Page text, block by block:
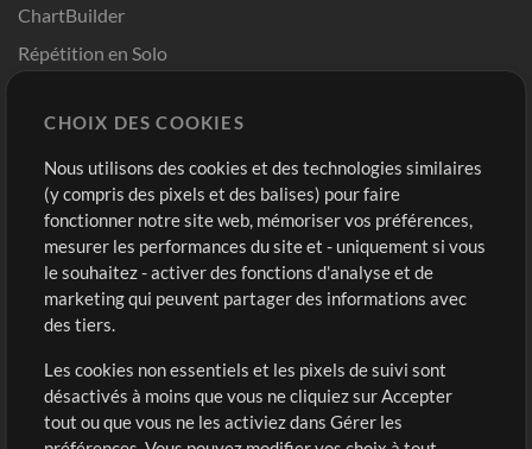
ChartBuilder
Répétition en Solo
Modèles ProPresenter
Sons
Boutique
Acheter des crédits
Contenu gratuit
Demander les pistes
Extras
Sessions
Compte
Connexion
S'inscrire
CHOIX DES COOKIES
Nous utilisons des cookies et des technologies similaires
(y compris des pixels et des balises) pour faire
fonctionner notre site web, mémoriser vos préférences,
mesurer les performances du site et - uniquement si vous
le souhaitez - activer des fonctions d'analyse et de
marketing qui peuvent partager des informations avec
des tiers.
Les cookies non essentiels et les pixels de suivi sont
désactivés à moins que vous ne cliquiez sur Accepter
tout ou que vous ne les activiez dans Gérer les